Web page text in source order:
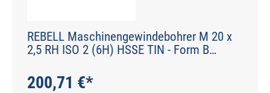
REBELL Maschinengewindebohrer M 20 x
2,5 RH ISO 2 (6H) HSSE TIN - Form B
200,71 €*